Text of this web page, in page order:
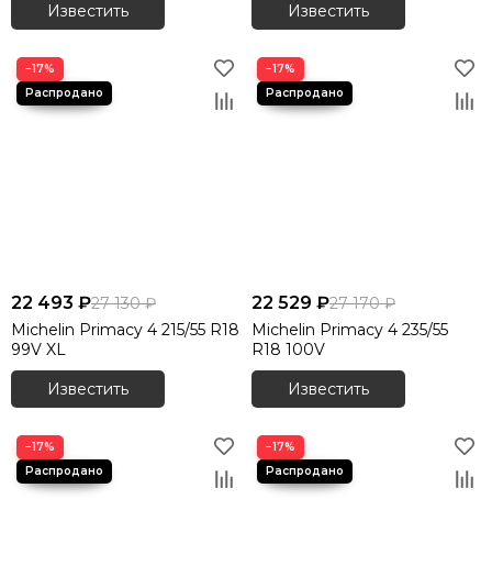
Известить
Известить
−17%
22 493 ₽27 130 ₽
Michelin Primacy 4 215/55 R18
99V XL
Известить
−17%
22 529 ₽27 170 ₽
Michelin Primacy 4 235/55
R18 100V
Известить
−17% −17%